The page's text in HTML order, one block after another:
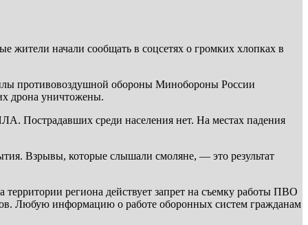
жители начали сообщать в соцсетях о громких хлопках в
противовоздушной обороны Минобороны России
дрона уничтожены.
Пострадавших среди населения нет. На местах падения
Взрывы, которые слышали смоляне, — это результат
региона действует запрет на съемку работы ПВО
Любую информацию о работе оборонных систем гражданам